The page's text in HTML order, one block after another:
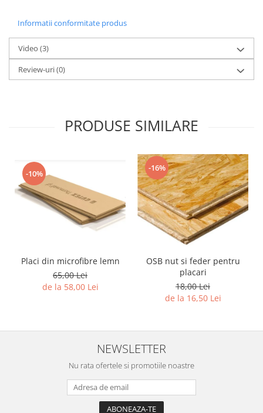
Informatii conformitate produs
Video (3)
Review-uri(0)
PRODUSE SIMILARE
-10%
Placi din microfibre lemn
65,00 Lei
de la 58,00 Lei
-16%
OSB nut si feder pentru
placari
18,00 Lei
de la 16,50 Lei
NEWSLETTER
Nu rata ofertele si promotiile noastre